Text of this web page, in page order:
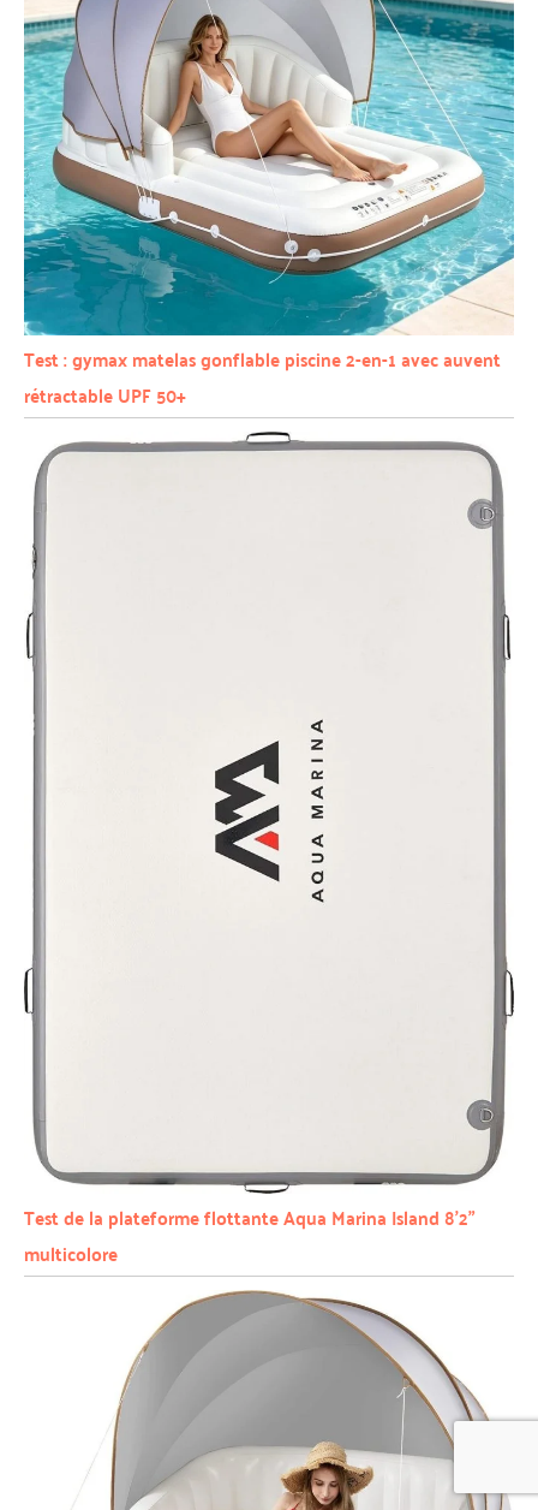
Test : gymax matelas gonflable piscine 2-en-1 avec auvent
rétractable UPF 50+
Test de la plateforme flottante Aqua Marina Island 8’2”
multicolore